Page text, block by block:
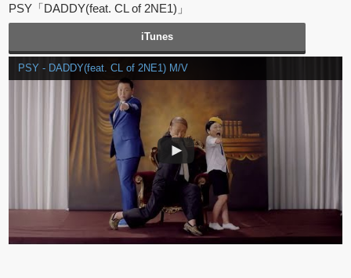
PSY「DADDY(feat. CL of 2NE1)」
iTunes
PSY - DADDY(feat. CL of 2NE1) M/V